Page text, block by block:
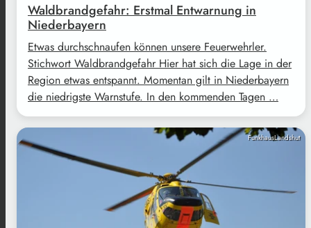
Waldbrandgefahr: Erstmal Entwarnung in
Niederbayern
Etwas durchschnaufen können unsere Feuerwehrler.
Stichwort Waldbrandgefahr Hier hat sich die Lage in der
Region etwas entspannt. Momentan gilt in Niederbayern
die niedrigste Warnstufe. In den kommenden Tagen …
FunkhausLandshut